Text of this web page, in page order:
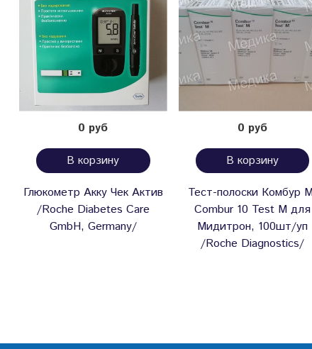
0 руб
В корзину
Глюкометр Акку Чек Актив
/Roche Diabetes Care
GmbH, Germany/
0 руб
В корзину
Тест-полоски Комбур
Combur 10 Test M для
Мидитрон, 100шт/уп
/Roche Diagnostics/